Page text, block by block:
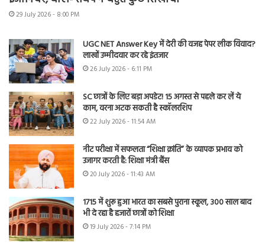
29 July 2026 - 8:00 PM
UGC NET Answer Key में देरी की वजह पेपर लीक विवाद?
लाखों उम्मीदवार कर रहे इंतजार
26 July 2026 - 6:11 PM
SC छात्रों के लिए बड़ा अपडेट! 15 अगस्त से पहले कर लें ये
काम, वरना अटक सकती है स्कॉलरशिप
22 July 2026 - 11:54 AM
नीट परीक्षा में सफलता “शिक्षा क्रांति” के व्यापक प्रभाव को
उजागर करती है: शिक्षा मंत्री बैंस
20 July 2026 - 11:43 AM
1715 में शुरू हुआ भारत का सबसे पुराना स्कूल, 300 साल बाद
भी दे रहा है हजारों छात्रों को शिक्षा
19 July 2026 - 7:14 PM